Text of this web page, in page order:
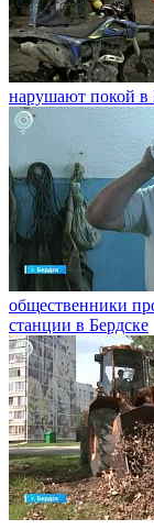
нарушают покой в
общественники
станции в Бердске